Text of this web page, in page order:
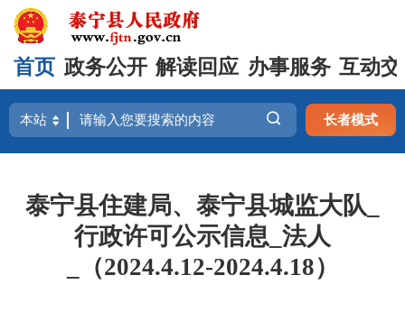
首页 政务公开 解读回应 办事服务 互动
长者模式
泰宁县住建局、泰宁县城监大队_
行政许可公示信息_法人
_（2024.4.12-2024.4.18）